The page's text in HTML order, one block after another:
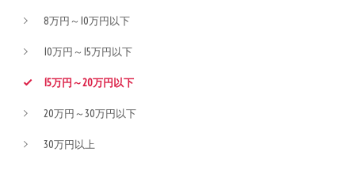
8万円～10万円以下
10万円～15万円以下
15万円～20万円以下
20万円～30万円以下
30万円以上